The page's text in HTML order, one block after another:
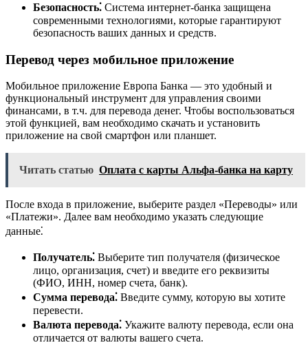
Безопасность⁚ Система интернет-банка защищена
современными технологиями, которые гарантируют
безопасность ваших данных и средств.
Перевод через мобильное приложение
Мобильное приложение Европа Банка — это удобный и
функциональный инструмент для управления своими
финансами, в т.ч. для перевода денег. Чтобы воспользоваться
этой функцией, вам необходимо скачать и установить
приложение на свой смартфон или планшет.
Читать статью Оплата с карты Альфа-банка на карту
После входа в приложение, выберите раздел «Переводы» или
«Платежи». Далее вам необходимо указать следующие
данные⁚
Получатель⁚ Выберите тип получателя (физическое
лицо, организация, счет) и введите его реквизиты
(ФИО, ИНН, номер счета, банк).
Сумма перевода⁚ Введите сумму, которую вы хотите
перевести.
Валюта перевода⁚ Укажите валюту перевода, если она
отличается от валюты вашего счета.